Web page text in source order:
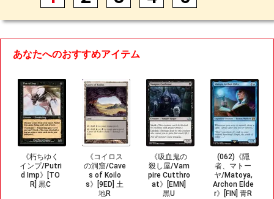
あなたへのおすすめアイテム
《朽ちゆく
インプ/Putri
d Imp》[TO
R] 黒C
《コイロス
の洞窟/Cave
s of Koilo
s》[9ED] 土
地R
《吸血鬼の
殺し屋/Vam
pire Cutthro
at》[EMN]
黒U
(062)《隠
者、マトー
ヤ/Matoya,
Archon Elde
r》[FIN] 青R